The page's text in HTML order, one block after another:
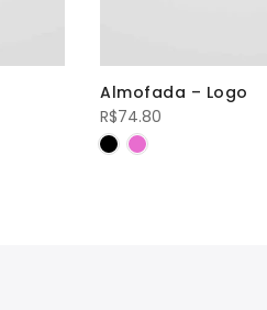
Almofada – Logo
R$74.80